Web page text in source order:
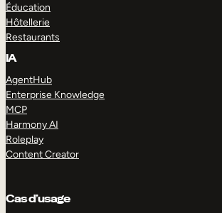
Éducation
Hôtellerie
Restaurants
IA
AgentHub
Enterprise Knowledge
MCP
Harmony AI
Roleplay
Content Creator
Cas d’usage